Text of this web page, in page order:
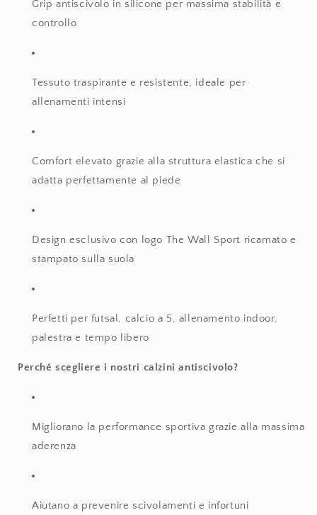
Grip antiscivolo in silicone per massima stabilità e
controllo
Tessuto traspirante e resistente, ideale per
allenamenti intensi
Comfort elevato grazie alla struttura elastica che si
adatta perfettamente al piede
Design esclusivo con logo The Wall Sport ricamato e
stampato sulla suola
Perfetti per futsal, calcio a 5, allenamento indoor,
palestra e tempo libero
Perché scegliere i nostri calzini antiscivolo?
Migliorano la performance sportiva grazie alla massima
aderenza
Aiutano a prevenire scivolamenti e infortuni